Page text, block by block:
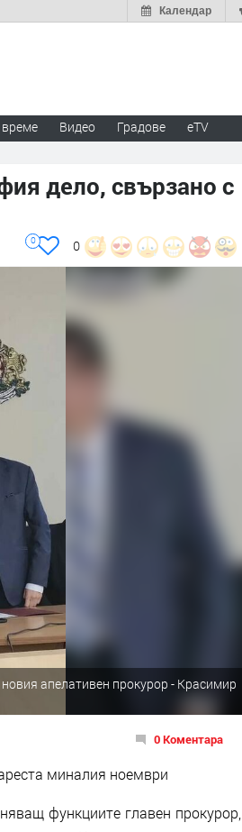
Календар
Видео Градове eTV
дело, свързано с
0
0
апелативен прокурор - Красимир
0 Коментара
миналия ноември
функциите главен прокурор,